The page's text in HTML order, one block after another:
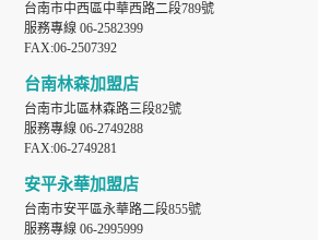
台南市中西區中華西路二段789號
服務專線 06-2582399
FAX:06-2507392
台南林森加盟店
台南市北區林森路三段82號
服務專線 06-2749288
FAX:06-2749281
安平永華加盟店
台南市安平區永華路二段855號
服務專線 06-2995999